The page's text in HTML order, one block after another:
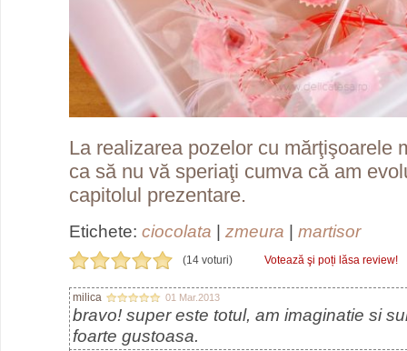
La realizarea pozelor cu mărţişoarele
ca să nu vă speriaţi cumva că am
capitolul prezentare.
Etichete: ciocolata | zmeura | martisor
(14 voturi) Votează şi poți lăsa review!
milica 01 Mar.2013
bravo! super este totul, am imaginatie si
foarte gustoasa.